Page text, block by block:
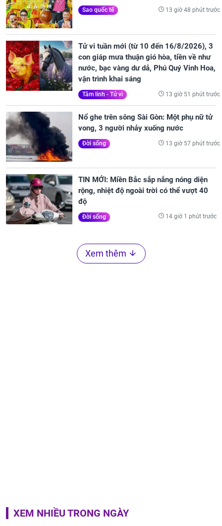
Sao quốc tế 13 giờ 48 phút trước
Tử vi tuần mới (từ 10 đến 16/8/2026), 3
con giáp mưa thuận gió hòa, tiền về như
nước, bạc vàng dư dả, Phú Quý Vinh Hoa,
vận trình khai sáng
Tâm linh - Tử vi 13 giờ 51 phút trước
Nổ ghe trên sông Sài Gòn: Một phụ nữ tử
vong, 3 người nhảy xuống nước
Đời sống 13 giờ 57 phút trước
TIN MỚI: Miền Bắc sắp nắng nóng diện
rộng, nhiệt độ ngoài trời có thể vượt 40
độ
Đời sống 14 giờ 1 phút trước
Xem thêm
XEM NHIỀU TRONG NGÀY